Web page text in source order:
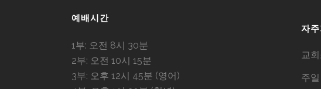
예배시간
1부: 오전 8시 30분
2부: 오전 10시 15분
3부: 오후 12시 45분 (영어)
자
교
주